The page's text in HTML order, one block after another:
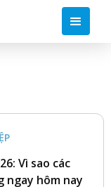
Vì sao các
ngay hôm nay